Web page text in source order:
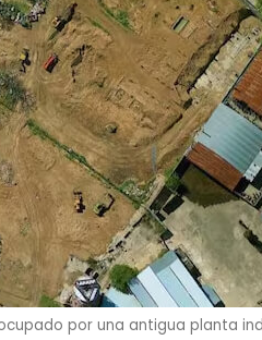
por una antigua planta